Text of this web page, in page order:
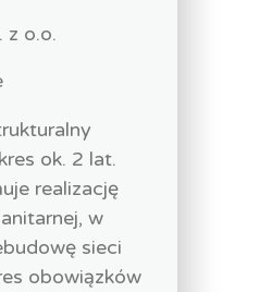
z o.o.
ok. 2 lat.
realizację
w
sieci
obowiązków